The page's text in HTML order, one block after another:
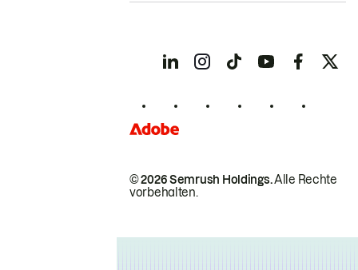
© 2026 Semrush Holdings.Alle Rechte
vorbehalten.